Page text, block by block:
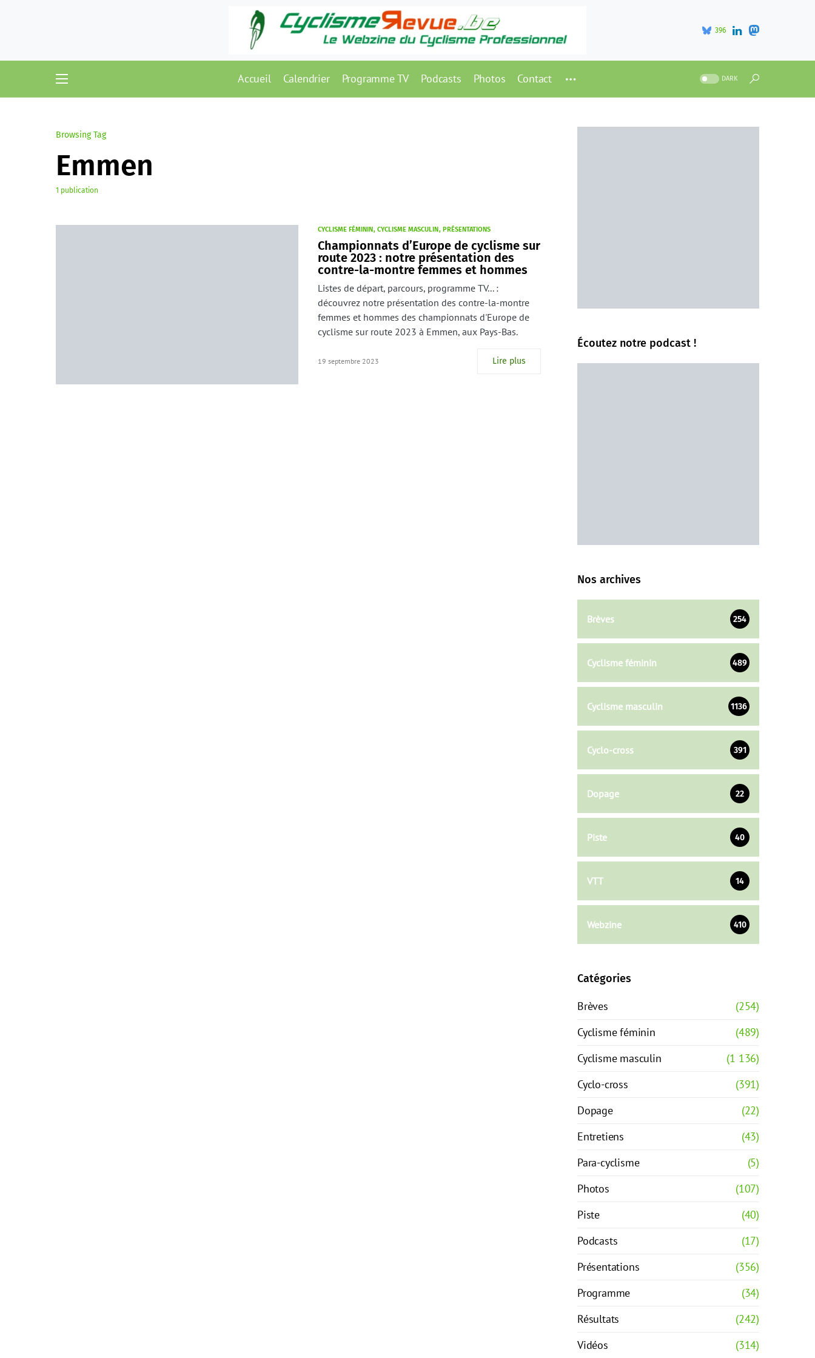
396
Accueil Calendrier Programme TV Podcasts Photos Contact DARK
Browsing Tag
Emmen
1 publication
CYCLISME FÉMININ CYCLISME MASCULIN PRÉSENTATIONS
Championnats d’Europe de cyclisme sur
route 2023 : notre présentation des
contre-la-montre femmes et hommes
Listes de départ, parcours, programme TV... :
découvrez notre présentation des contre-la-montre
femmes et hommes des championnats d'Europe de
cyclisme sur route 2023 à Emmen, aux Pays-Bas.
19 septembre 2023 Lire plus
Écoutez notre podcast !
Nos archives
Brèves 254
Cyclisme féminin 489
Cyclisme masculin 1136
Cyclo-cross 391
Dopage 22
Piste 40
VTT 14
Webzine 410
Catégories
Brèves
(254)
Cyclisme féminin
(489)
Cyclisme masculin
(1 136)
Cyclo-cross
(391)
Dopage
(22)
Entretiens
(43)
Para-cyclisme
(5)
Photos
(107)
Piste
(40)
Podcasts
(17)
Présentations
(356)
Programme
(34)
Résultats
(242)
Vidéos
(314)